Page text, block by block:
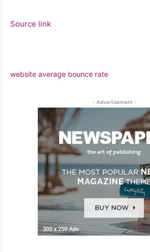
Source link
website average bounce rate
- Advertisement -